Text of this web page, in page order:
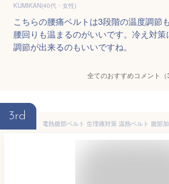
KUMIKAN(40代・女性)
こちらの腰痛ベルトは3段階の温度調節
腰回りも温まるのがいいです。冷え対
調節が出来るのもいいですね。
全てのおすすめコメント（3
3rd